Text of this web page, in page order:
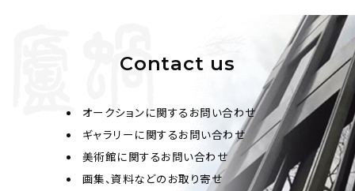
Contact us
オークションに関するお問い合わせ
ギャラリーに関するお問い合わせ
美術館に関するお問い合わせ
画集、資料などのお取り寄せ